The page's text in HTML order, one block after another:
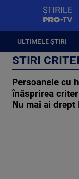
ULTIMELE ȘTIRI
STIRI
Persoanele cu
înăsprirea
Nu mai ai drept